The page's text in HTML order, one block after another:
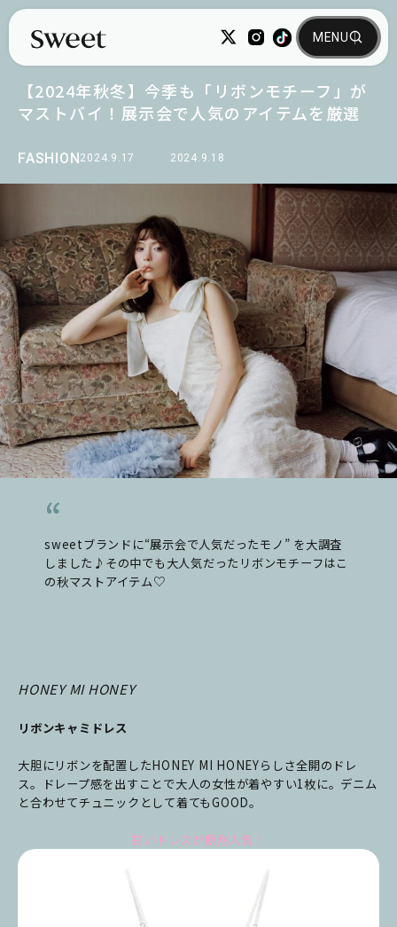
FASHION2024.9.17 2024.9.18
【2024年秋冬】今季も「リボンモチーフ」が
マストバイ！展示会で人気のアイテムを厳選
sweetブランドに“展示会で人気だったモノ” を大調査
しました♪その中でも大人気だったリボンモチーフはこ
の秋マストアイテム♡
HONEY MI HONEY
リボンキャミドレス
大胆にリボンを配置したHONEY MI HONEYらしさ全開のドレ
ス。ドレープ感を出すことで大人の女性が着やすい1枚に。デニム
と合わせてチュニックとして着てもGOOD。
甘いドレスが断然人気！